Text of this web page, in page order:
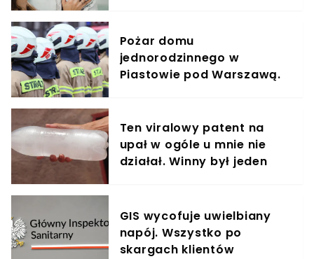
Pożar domu
jednorodzinnego w
Piastowie pod Warszawą.
Ten viralowy patent na
upał w ogóle u mnie nie
działał. Winny był jeden
GIS wycofuje uwielbiany
napój. Wszystko po
skargach klientów